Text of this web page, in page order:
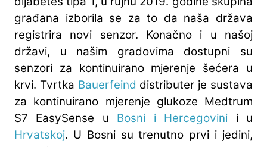
građana izborila se za to da naša država
registrira novi senzor. Konačno i u našoj
državi, u našim gradovima dostupni su
senzori za kontinuirano mjerenje šećera u
krvi. Tvrtka Bauerfeind distributer je sustava
za kontinuirano mjerenje glukoze Medtrum
S7 EasySense u Bosni i Hercegovini i u
Hrvatskoj. U Bosni su trenutno prvi i jedini,